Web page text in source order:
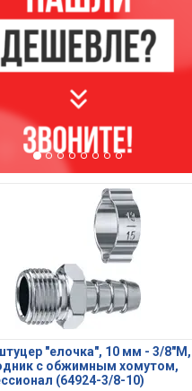
″елочка″, 10 мм - 3/8″M,
с обжимным хомутом,
(64924-3/8-10)